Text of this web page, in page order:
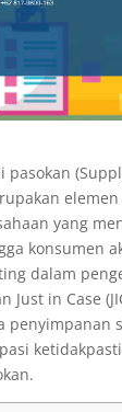
pasokan
yang
konsumen
dalam
Just in Case
penyimpanan